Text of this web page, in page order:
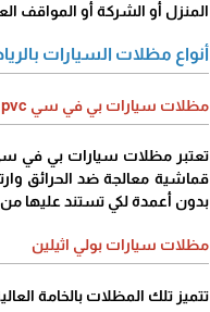
المنزل أو الشركة أو المواقف
أنواع مظلات السيارات
مظلات سيارات بي في سي pvc
تعتبر مظلات سيارات بي في سي
قماشية معالجة ضد الحرائق
بدون أعمدة لكي تستند عليها
مظلات سيارات بولي اثيلين
تتميز تلك المظلات بالخامة